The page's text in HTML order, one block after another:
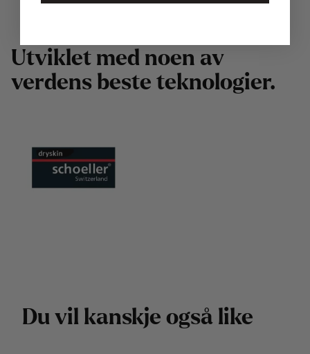
Utviklet med noen av
verdens beste teknologier.
Du vil kanskje også like